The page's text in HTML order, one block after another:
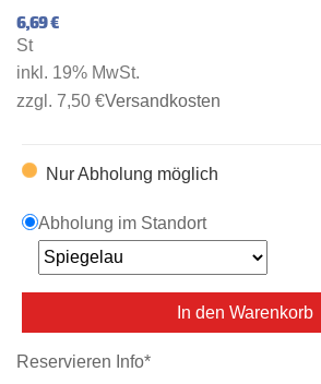
6,69 €
St
inkl. 19% MwSt.
zzgl. 7,50 €Versandkosten
Nur Abholung möglich
Abholung im Standort
In den Warenkorb
Reservieren Info*